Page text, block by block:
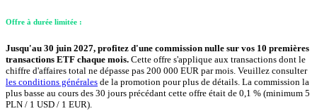
Offre à durée limitée :
Jusqu'au 30 juin 2027, profitez d'une commission nulle sur vos 10 premières
transactions ETF chaque mois. Cette offre s'applique aux transactions dont le
chiffre d'affaires total ne dépasse pas 200 000 EUR par mois. Veuillez consulter
les conditions générales de la promotion pour plus de détails. La commission la
plus basse au cours des 30 jours précédant cette offre était de 0,1 % (minimum 5
PLN / 1 USD / 1 EUR).